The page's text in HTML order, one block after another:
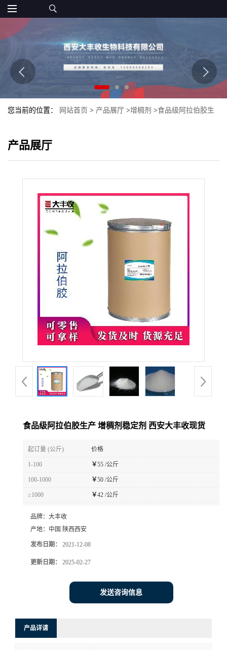
您当前的位置： 网站首页 > 产品展厅 >增稠剂 >食品级阿拉伯胶生
产品展厅
食品级阿拉伯胶生产 增稠剂稳定剂 西安大丰收现货
起订量 (公斤) 价格
1-100 ￥55 /公斤
100-1000 ￥50 /公斤
≥1000 ￥42 /公斤
品牌： 大丰收
产地： 中国 陕西西安
发布日期： 2021-12-08
更新日期： 2025-02-27
发送咨询信息
产品详请